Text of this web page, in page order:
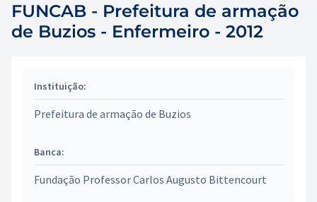
FUNCAB - Prefeitura de armação
de Buzios - Enfermeiro - 2012
Instituição:
Prefeitura de armação de Buzios
Banca:
Fundação Professor Carlos Augusto Bittencourt